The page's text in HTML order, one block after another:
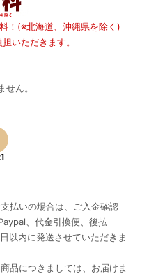
！(※北海道、沖縄県を除く)
いただきます。
ん。
払いの場合は、ご入金確認
、代金引換便、後払
以内に発送させていただきま
品につきましては、お届けま